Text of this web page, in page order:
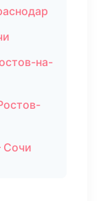
на-
Сочи